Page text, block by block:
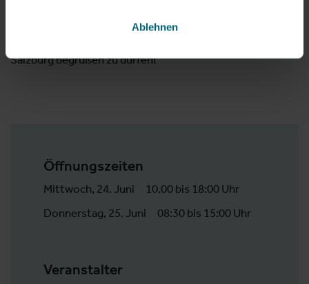
Ablehnen
Salzburg begrüßen zu dürfen!
Öffnungszeiten
Mittwoch, 24. Juni
10.00 bis 18:00 Uhr
Donnerstag, 25. Juni
08:30 bis 15:00 Uhr
Veranstalter